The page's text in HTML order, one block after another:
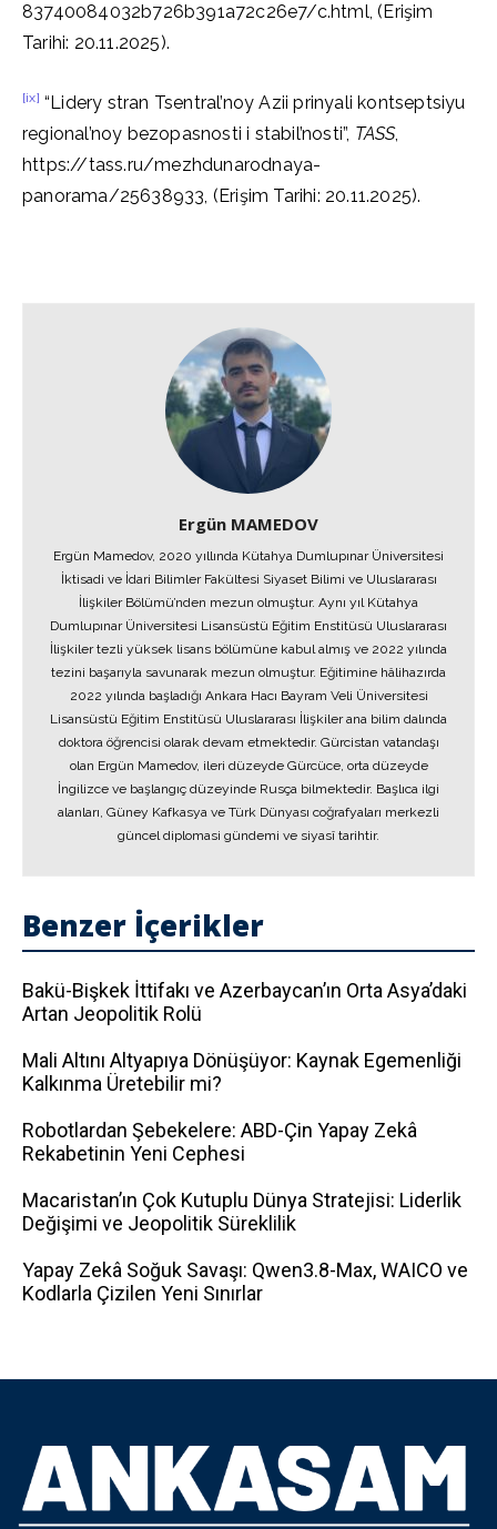
83740084032b726b391a72c26e7/c.html, (Erişim
Tarihi: 20.11.2025).
[ix] “Lidery stran Tsentral’noy Azii prinyali kontseptsiyu
regional’noy bezopasnosti i stabil’nosti”, TASS,
https://tass.ru/mezhdunarodnaya-
panorama/25638933, (Erişim Tarihi: 20.11.2025).
Ergün MAMEDOV
Ergün Mamedov, 2020 yıllında Kütahya Dumlupınar Üniversitesi
İktisadi ve İdari Bilimler Fakültesi Siyaset Bilimi ve Uluslararası
İlişkiler Bölümü’nden mezun olmuştur. Aynı yıl Kütahya
Dumlupınar Üniversitesi Lisansüstü Eğitim Enstitüsü Uluslararası
İlişkiler tezli yüksek lisans bölümüne kabul almış ve 2022 yılında
tezini başarıyla savunarak mezun olmuştur. Eğitimine hâlihazırda
2022 yılında başladığı Ankara Hacı Bayram Veli Üniversitesi
Lisansüstü Eğitim Enstitüsü Uluslararası İlişkiler ana bilim dalında
doktora öğrencisi olarak devam etmektedir. Gürcistan vatandaşı
olan Ergün Mamedov, ileri düzeyde Gürcüce, orta düzeyde
İngilizce ve başlangıç düzeyinde Rusça bilmektedir. Başlıca ilgi
alanları, Güney Kafkasya ve Türk Dünyası coğrafyaları merkezli
güncel diplomasi gündemi ve siyasî tarihtir.
Benzer İçerikler
Bakü-Bişkek İttifakı ve Azerbaycan’ın Orta Asya’daki
Artan Jeopolitik Rolü
Mali Altını Altyapıya Dönüşüyor: Kaynak Egemenliği
Kalkınma Üretebilir mi?
Robotlardan Şebekelere: ABD-Çin Yapay Zekâ
Rekabetinin Yeni Cephesi
Macaristan’ın Çok Kutuplu Dünya Stratejisi: Liderlik
Değişimi ve Jeopolitik Süreklilik
Yapay Zekâ Soğuk Savaşı: Qwen3.8-Max, WAICO ve
Kodlarla Çizilen Yeni Sınırlar